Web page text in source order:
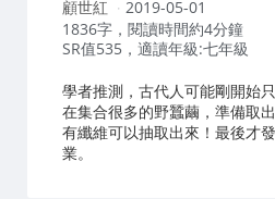
作
者：
顧世紅
2019-05-01
1836字，閱讀時間約4分鐘
SR值535，適讀年級:七年級
學者推測，古代人可能剛開始
在集合很多的野蠶繭，準備取
有纖維可以抽取出來！最後才
業。